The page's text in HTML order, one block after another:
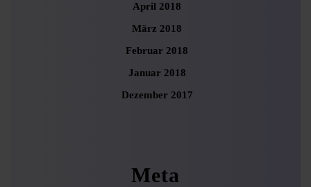
April 2018
März 2018
Februar 2018
Januar 2018
Dezember 2017
Meta